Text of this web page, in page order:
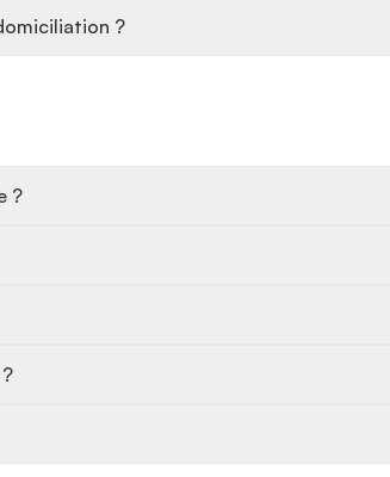
?
?